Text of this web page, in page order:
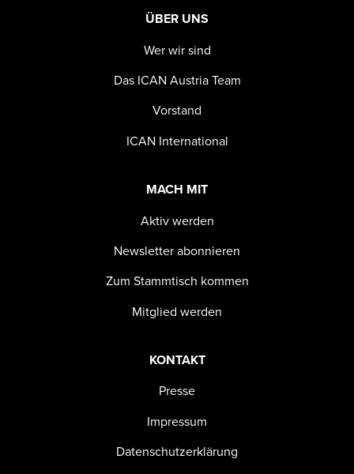
ÜBER UNS
Wer wir sind
Das ICAN Austria Team
Vorstand
ICAN International
MACH MIT
Aktiv werden
Newsletter abonnieren
Zum Stammtisch kommen
Mitglied werden
KONTAKT
Presse
Impressum
Datenschutzerklärung